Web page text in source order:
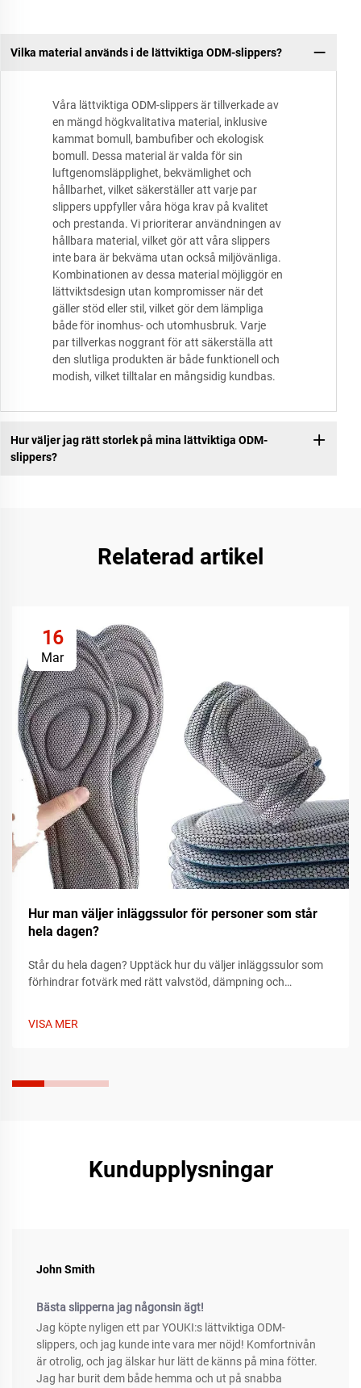
Vilka material används i de lättviktiga ODM-slippers?
Våra lättviktiga ODM-slippers är tillverkade av
en mängd högkvalitativa material, inklusive
kammat bomull, bambufiber och ekologisk
bomull. Dessa material är valda för sin
luftgenomsläpplighet, bekvämlighet och
hållbarhet, vilket säkerställer att varje par
slippers uppfyller våra höga krav på kvalitet
och prestanda. Vi prioriterar användningen av
hållbara material, vilket gör att våra slippers
inte bara är bekväma utan också miljövänliga.
Kombinationen av dessa material möjliggör en
lättviktsdesign utan kompromisser när det
gäller stöd eller stil, vilket gör dem lämpliga
både för inomhus- och utomhusbruk. Varje
par tillverkas noggrant för att säkerställa att
den slutliga produkten är både funktionell och
modish, vilket tilltalar en mångsidig kundbas.
Hur väljer jag rätt storlek på mina lättviktiga ODM-
slippers?
Relaterad artikel
16
Mar
Hur man väljer inläggssulor för personer som står
hela dagen?
Står du hela dagen? Upptäck hur du väljer inläggssulor som
förhindrar fotvärk med rätt valvstöd, dämpning och
VISA MER
Kundupplysningar
John Smith
Bästa slipperna jag någonsin ägt!
Jag köpte nyligen ett par YOUKI:s lättviktiga ODM-
slippers, och jag kunde inte vara mer nöjd! Komfortnivån
är otrolig, och jag älskar hur lätt de känns på mina fötter.
Jag har burit dem både hemma och ut på snabba